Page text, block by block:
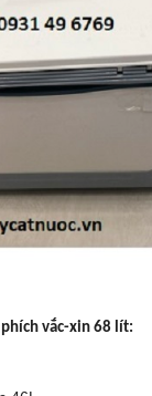
phích vắc-xin 68 lít: